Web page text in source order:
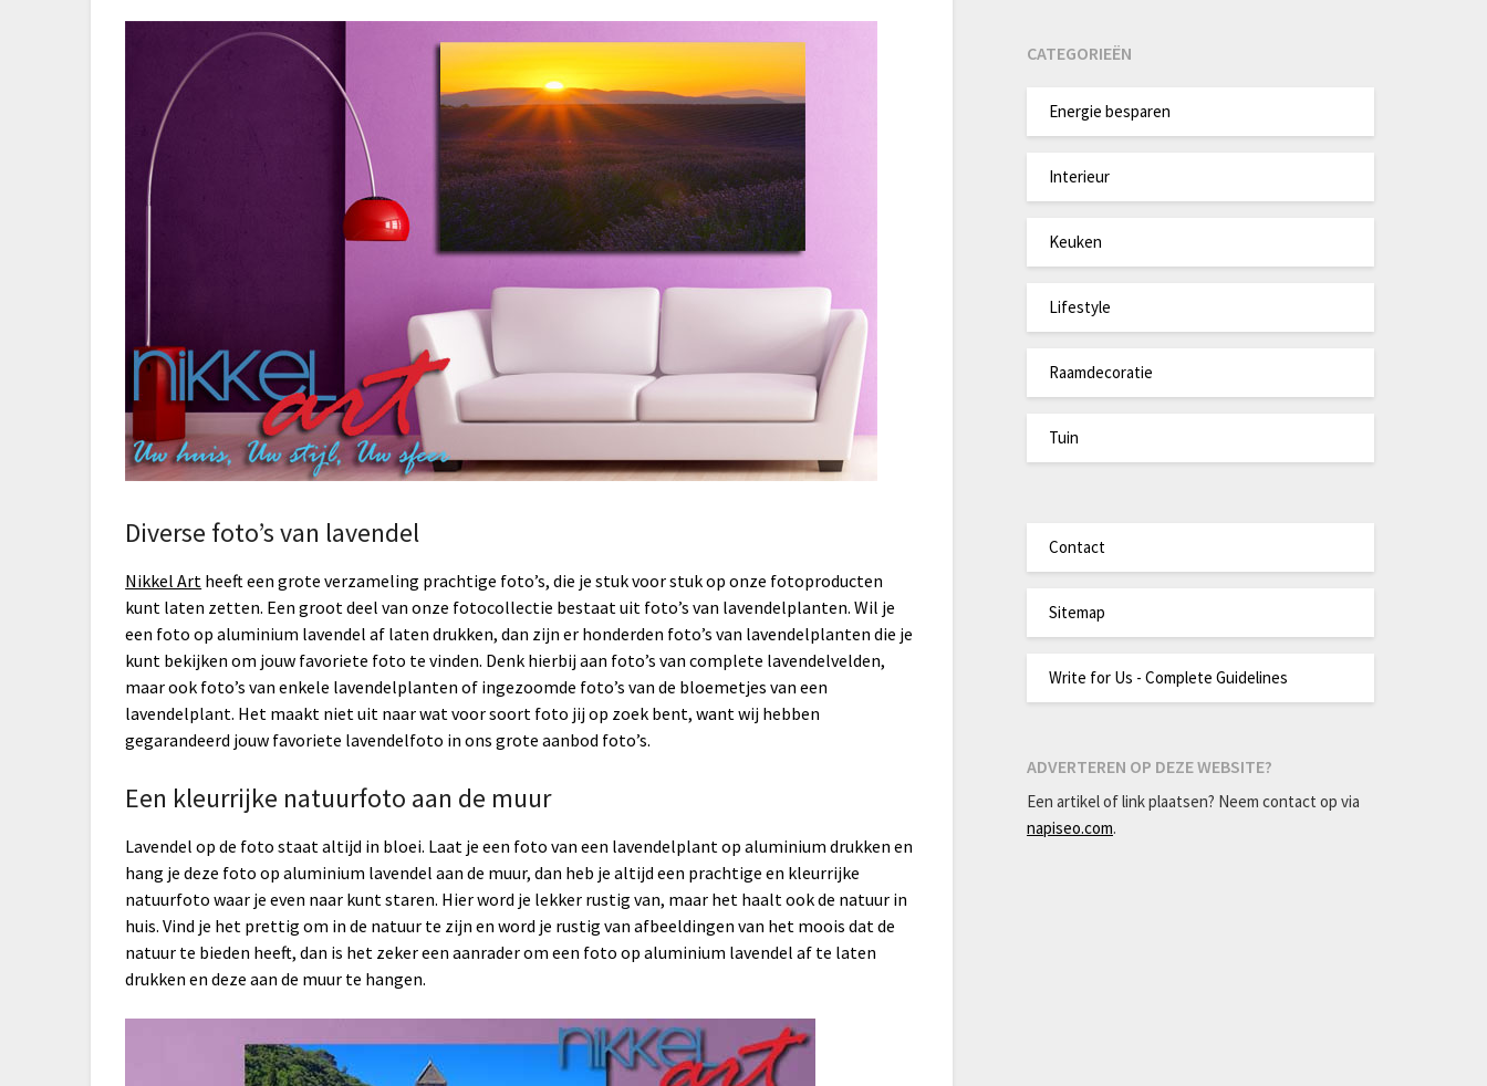
Diverse foto’s van lavendel
Nikkel Art heeft een grote verzameling prachtige foto’s, die je stuk voor stuk op onze fotoproducten
kunt laten zetten. Een groot deel van onze fotocollectie bestaat uit foto’s van lavendelplanten. Wil je
een foto op aluminium lavendel af laten drukken, dan zijn er honderden foto’s van lavendelplanten die je
kunt bekijken om jouw favoriete foto te vinden. Denk hierbij aan foto’s van complete lavendelvelden,
maar ook foto’s van enkele lavendelplanten of ingezoomde foto’s van de bloemetjes van een
lavendelplant. Het maakt niet uit naar wat voor soort foto jij op zoek bent, want wij hebben
gegarandeerd jouw favoriete lavendelfoto in ons grote aanbod foto’s.
Een kleurrijke natuurfoto aan de muur
Lavendel op de foto staat altijd in bloei. Laat je een foto van een lavendelplant op aluminium drukken en
hang je deze foto op aluminium lavendel aan de muur, dan heb je altijd een prachtige en kleurrijke
natuurfoto waar je even naar kunt staren. Hier word je lekker rustig van, maar het haalt ook de natuur in
huis. Vind je het prettig om in de natuur te zijn en word je rustig van afbeeldingen van het moois dat de
natuur te bieden heeft, dan is het zeker een aanrader om een foto op aluminium lavendel af te laten
drukken en deze aan de muur te hangen.
CATEGORIEËN
Energie besparen
Interieur
Keuken
Lifestyle
Raamdecoratie
Tuin
Contact
Sitemap
Write for Us - Complete Guidelines
ADVERTEREN OP DEZE WEBSITE?
Een artikel of link plaatsen? Neem contact op via
napiseo.com.